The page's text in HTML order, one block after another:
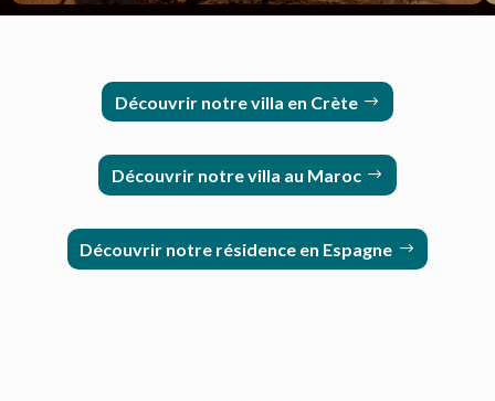
Découvrir notre villa en Crète
Découvrir notre villa au Maroc
Découvrir notre résidence en Espagne